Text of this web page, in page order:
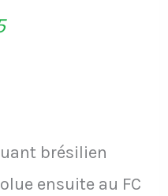
brésilien
ensuite au FC